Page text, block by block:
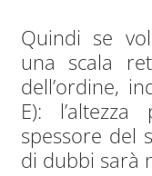
Quindi se
una scala
dell’ordine,
E):
spessore del
di dubbi sarà